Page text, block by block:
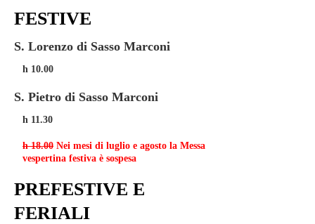
FESTIVE
S. Lorenzo di Sasso Marconi
h 10.00
S. Pietro di Sasso Marconi
h 11.30
h 18.00 Nei mesi di luglio e agosto la Messa
vespertina festiva è sospesa
PREFESTIVE E
FERIALI